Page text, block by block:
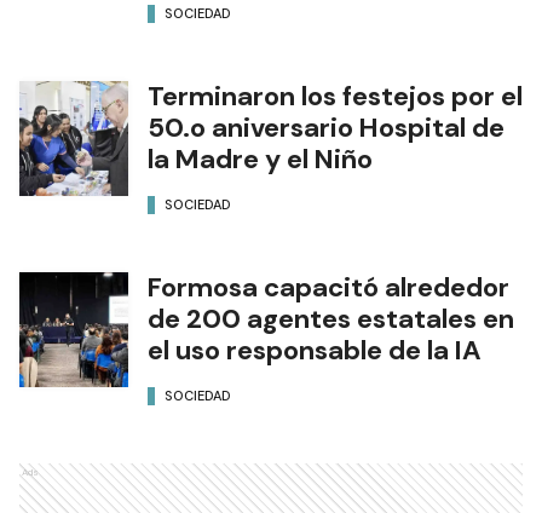
SOCIEDAD
Terminaron los festejos por el
50.o aniversario Hospital de
la Madre y el Niño
SOCIEDAD
Formosa capacitó alrededor
de 200 agentes estatales en
el uso responsable de la IA
SOCIEDAD
Ads